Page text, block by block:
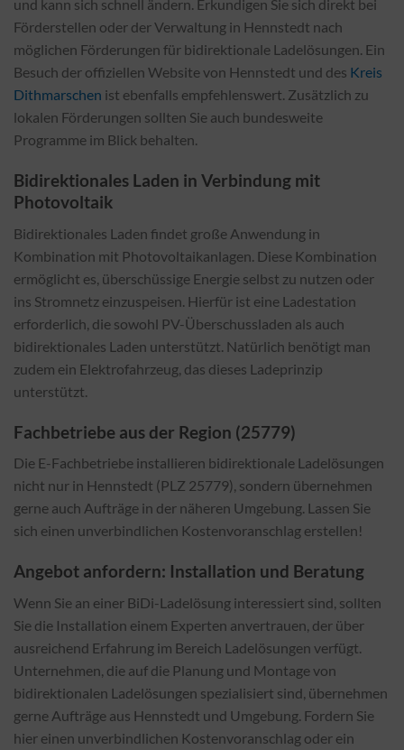
und kann sich schnell ändern. Erkundigen Sie sich direkt bei
Förderstellen oder der Verwaltung in Hennstedt nach
möglichen Förderungen für bidirektionale Ladelösungen. Ein
Besuch der offiziellen Website von Hennstedt und des Kreis
Dithmarschen ist ebenfalls empfehlenswert. Zusätzlich zu
lokalen Förderungen sollten Sie auch bundesweite
Programme im Blick behalten.
Bidirektionales Laden in Verbindung mit
Photovoltaik
Bidirektionales Laden findet große Anwendung in
Kombination mit Photovoltaikanlagen. Diese Kombination
ermöglicht es, überschüssige Energie selbst zu nutzen oder
ins Stromnetz einzuspeisen. Hierfür ist eine Ladestation
erforderlich, die sowohl PV-Überschussladen als auch
bidirektionales Laden unterstützt. Natürlich benötigt man
zudem ein Elektrofahrzeug, das dieses Ladeprinzip
unterstützt.
Fachbetriebe aus der Region (25779)
Die E-Fachbetriebe installieren bidirektionale Ladelösungen
nicht nur in Hennstedt (PLZ 25779), sondern übernehmen
gerne auch Aufträge in der näheren Umgebung. Lassen Sie
sich einen unverbindlichen Kostenvoranschlag erstellen!
Angebot anfordern: Installation und Beratung
Wenn Sie an einer BiDi-Ladelösung interessiert sind, sollten
Sie die Installation einem Experten anvertrauen, der über
ausreichend Erfahrung im Bereich Ladelösungen verfügt.
Unternehmen, die auf die Planung und Montage von
bidirektionalen Ladelösungen spezialisiert sind, übernehmen
gerne Aufträge aus Hennstedt und Umgebung. Fordern Sie
hier einen unverbindlichen Kostenvoranschlag oder ein